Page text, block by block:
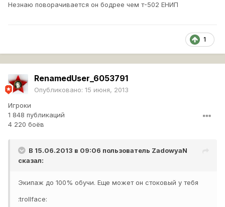
Незнаю поворачивается он бодрее чем т-502 ЕНИП
1
RenamedUser_6053791
Опубликовано: 15 июня, 2013
Игроки
1 848 публикаций
4 220 боёв
В 15.06.2013 в 09:06 пользователь ZadowyaN
сказал:
Экипаж до 100% обучи. Еще может он стоковый у тебя
:trollface: